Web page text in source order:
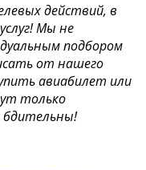
действий, в
Мы не
подбором
от нашего
авиабилет или
только
бдительны!